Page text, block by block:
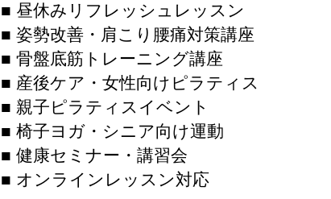
■ 昼休みリフレッシュレッスン
■ 姿勢改善・肩こり腰痛対策講座
■ 骨盤底筋トレーニング講座
■ 産後ケア・女性向けピラティス
■ 親子ピラティスイベント
■ 椅子ヨガ・シニア向け運動
■ 健康セミナー・講習会
■ オンラインレッスン対応